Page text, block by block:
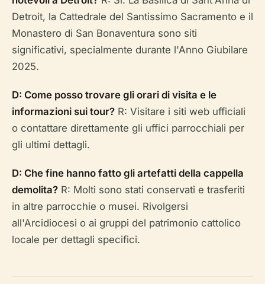
Detroit, la Cattedrale del Santissimo Sacramento e il
Monastero di San Bonaventura sono siti
significativi, specialmente durante l'Anno Giubilare
2025.
D: Come posso trovare gli orari di visita e le
informazioni sui tour? R: Visitare i siti web ufficiali
o contattare direttamente gli uffici parrocchiali per
gli ultimi dettagli.
D: Che fine hanno fatto gli artefatti della cappella
demolita? R: Molti sono stati conservati e trasferiti
in altre parrocchie o musei. Rivolgersi
all'Arcidiocesi o ai gruppi del patrimonio cattolico
locale per dettagli specifici.